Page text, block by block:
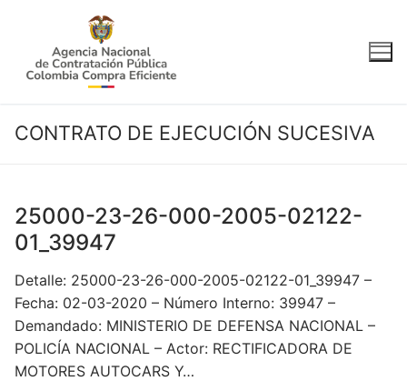
contenido
CONTRATO DE EJECUCIÓN SUCESIVA
25000-23-26-000-2005-02122-
01_39947
Detalle: 25000-23-26-000-2005-02122-01_39947 –
Fecha: 02-03-2020 – Número Interno: 39947 –
Demandado: MINISTERIO DE DEFENSA NACIONAL –
POLICÍA NACIONAL – Actor: RECTIFICADORA DE
MOTORES AUTOCARS Y…